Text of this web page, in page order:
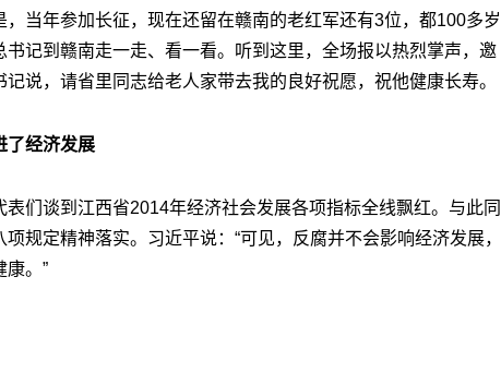
当年参加长征，现在还留在赣南的老红军还有3位，都100多岁
书记到赣南走一走、看一看。听到这里，全场报以热烈掌声，邀
说，请省里同志给老人家带去我的良好祝愿，祝他健康长寿。
了经济发展
表们谈到江西省2014年经济社会发展各项指标全线飘红。与此同
规定精神落实。习近平说：“可见，反腐并不会影响经济发展，
康。”